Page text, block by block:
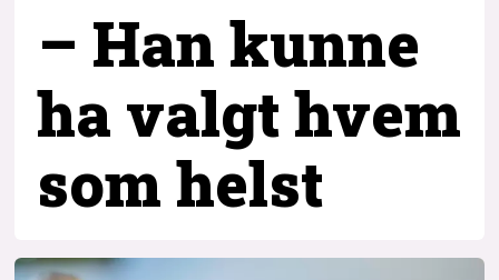
– Han kunne
ha valgt hvem
som helst